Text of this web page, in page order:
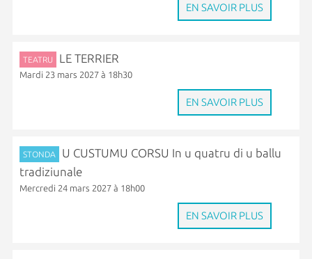
EN SAVOIR PLUS
TEATRU LE TERRIER
Mardi 23 mars 2027 à 18h30
EN SAVOIR PLUS
STONDA
U CUSTUMU CORSU In u quatru di u ballu
tradiziunale
Mercredi 24 mars 2027 à 18h00
EN SAVOIR PLUS